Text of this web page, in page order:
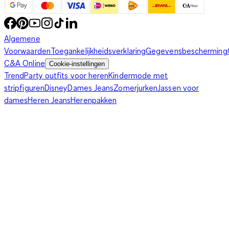
Algemene
VoorwaardenToegankelijkheidsverklaringGegevensbescherming
C&A Online Cookie-instellingen
TrendParty outfits voor herenKindermode met
stripfigurenDisneyDames JeansZomerjurkenJassen voor
damesHeren JeansHerenpakken